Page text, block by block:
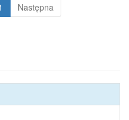
Następna